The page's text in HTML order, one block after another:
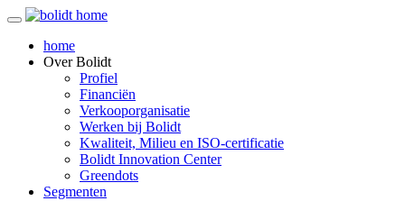
home
OverBolidt
Profiel
Financiën
Verkooporganisatie
Werken bij Bolidt
Kwaliteit, Milieu en ISO-certificatie
Bolidt Innovation Center
Greendots
Segmenten